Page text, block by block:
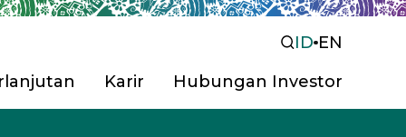
ID EN
Karir Hubungan Investor